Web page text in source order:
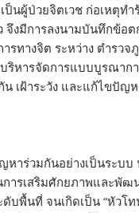
นผู้ป่วยจิตเวช ก่อเหตุท
งมีการลงนามบันทึกข้อต
ทางจิต ระหว่าง ตำรวจ
ริหารจัดการแบบบูรณาก
เฝ้าระวัง และแก้ไขปัญ
หาร่วมกันอย่างเป็นระบบ
ารเสริมศักยภาพและพัฒ
พื้นที่ จนเกิดเป็น “หัวโท